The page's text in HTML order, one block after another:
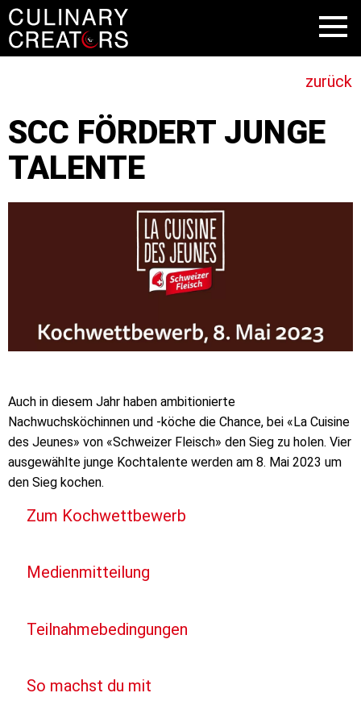
zurück
SCC FÖRDERT JUNGE
TALENTE
Auch in diesem Jahr haben ambitionierte
Nachwuchsköchinnen und -köche die Chance, bei «La Cuisine
des Jeunes» von «Schweizer Fleisch» den Sieg zu holen. Vier
ausgewählte junge Kochtalente werden am 8. Mai 2023 um
den Sieg kochen.
Zum Kochwettbewerb
Medienmitteilung
Teilnahmebedingungen
So machst du mit